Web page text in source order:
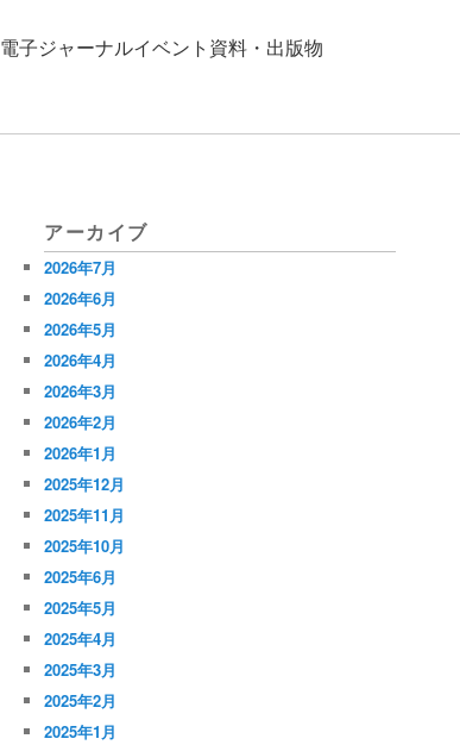
電子ジャーナルイベント 資料・出版物
アーカイブ
2026年7月
2026年6月
2026年5月
2026年4月
2026年3月
2026年2月
2026年1月
2025年12月
2025年11月
2025年10月
2025年6月
2025年5月
2025年4月
2025年3月
2025年2月
2025年1月